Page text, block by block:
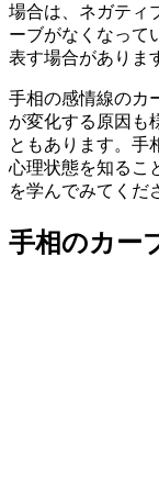
場合は、ネガティ
ーブがなくなって
表す場合がありま
手相の感情線のカ
が変化する原因も
ともあります。手
心理状態を知るこ
を学んでみてくだ
手相のカー